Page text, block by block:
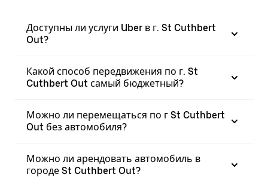
Доступны ли услуги Uber в г. St Cuthbert
Out?
Какой способ передвижения по г. St
Cuthbert Out самый бюджетный?
Можно ли перемещаться по г St Cuthbert
Out без автомобиля?
Можно ли арендовать автомобиль в
городе St Cuthbert Out?